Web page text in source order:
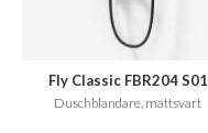
Fly Classic FBR204 S01
Duschblandare, mattsvart